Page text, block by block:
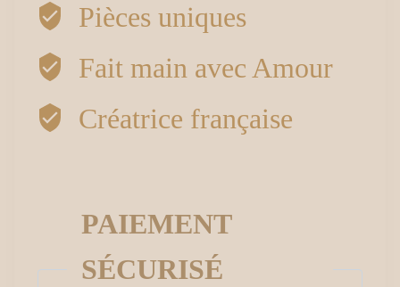
d’oreilles
visage
de
fleuri
Pièces uniques
Fait main avec Amour
Créatrice française
PAIEMENT
SÉCURISÉ